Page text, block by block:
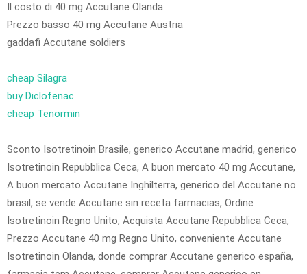
Il costo di 40 mg Accutane Olanda
Prezzo basso 40 mg Accutane Austria
gaddafi Accutane soldiers
cheap Silagra
buy Diclofenac
cheap Tenormin
Sconto Isotretinoin Brasile, generico Accutane madrid, generico
Isotretinoin Repubblica Ceca, A buon mercato 40 mg Accutane,
A buon mercato Accutane Inghilterra, generico del Accutane no
brasil, se vende Accutane sin receta farmacias, Ordine
Isotretinoin Regno Unito, Acquista Accutane Repubblica Ceca,
Prezzo Accutane 40 mg Regno Unito, conveniente Accutane
Isotretinoin Olanda, donde comprar Accutane generico españa,